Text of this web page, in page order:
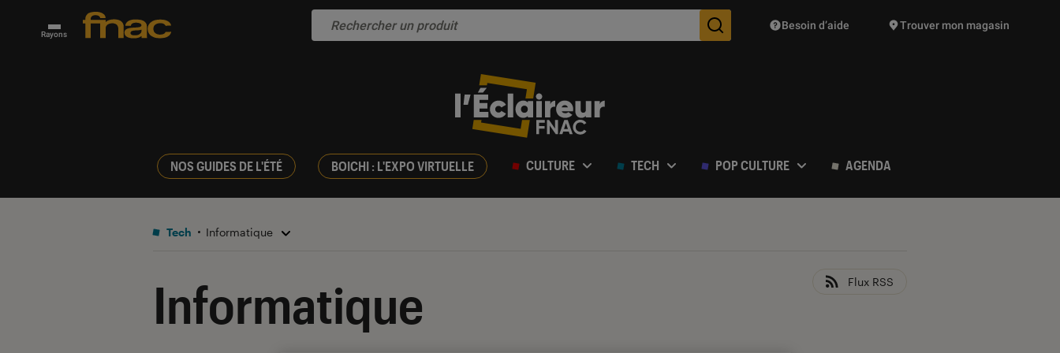
Rayons Des suggestions de produits vont vous être proposées
Besoin d’aide Trouver mon magasin
NOS GUIDES DE L'ÉTÉ BOICHI : L'EXPO VIRTUELLE CULTURE TECH POP CULTURE AGENDA
Tech Informatique
Informatique Flux RSS